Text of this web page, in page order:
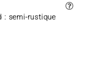
: semi-rustique